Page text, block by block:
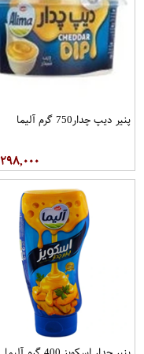
پنیر دیپ چدار750 گرم آلیما
۲۹۸,۰۰۰